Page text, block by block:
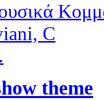
C
theme